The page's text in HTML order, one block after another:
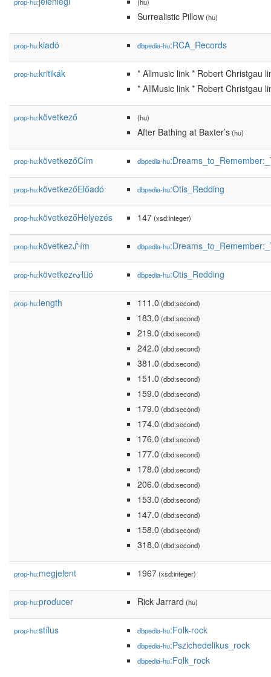
Surrealistic Pillow(hu)
prop-hu:kiadó dbpedia-hu:RCA_Records
prop-hu:kritikák
* Allmusic link * Robert Christgau
* AllMusic link * Robert Christgau
prop-hu:következő (hu)
After Bathing at Baxter’s(hu)
prop-hu:következőCím dbpedia-hu
prop-hu:következőElőadó dbpedia-hu:Otis_Redding
prop-hu:következőHelyezés 147(xsd:integer)
prop-hu:következᔜím dbpedia-hu
prop-hu:következᔞl𕆭ó dbpedia-hu:Otis_Redding
prop-hu:length 111.0 (dbd:second)
183.0 (dbd:second)
219.0 (dbd:second)
242.0 (dbd:second)
381.0 (dbd:second)
151.0 (dbd:second)
159.0 (dbd:second)
179.0 (dbd:second)
174.0 (dbd:second)
176.0 (dbd:second)
177.0 (dbd:second)
178.0 (dbd:second)
206.0 (dbd:second)
153.0 (dbd:second)
147.0 (dbd:second)
158.0 (dbd:second)
318.0 (dbd:second)
prop-hu:megjelent 1967(xsd:integer)
prop-hu:producer Rick Jarrard (hu)
prop-hu:stílus dbpedia-hu:Folk-rock
dbpedia-hu:Pszichedelikus_rock
dbpedia-hu:Folk_rock